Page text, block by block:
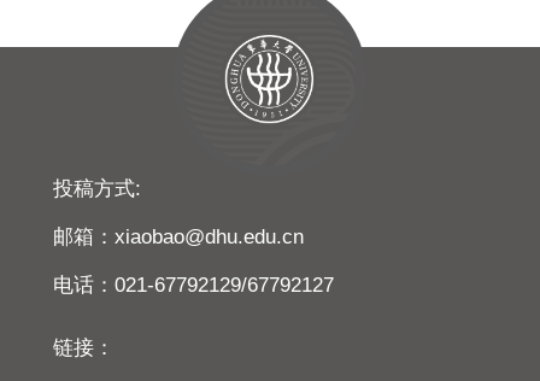
投稿方式:
邮箱：xiaobao@dhu.edu.cn
电话：021-67792129/67792127
链接：